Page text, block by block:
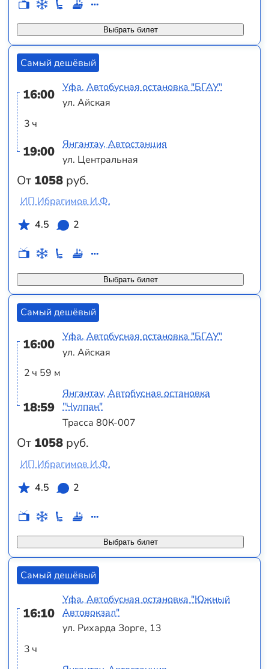
Выбрать билет
Самый дешёвый
16:00
3 ч
19:00
От 1058 руб.
Уфа, Автобусная остановка "БГАУ"
ул. Айская
Янгантау, Автостанция
ул. Центральная
Выбрать билет
ИП Ибрагимов И.Ф.
4.5
2
Самый дешёвый
16:00
2 ч 59 м
18:59
От 1058 руб.
Уфа, Автобусная остановка "БГАУ"
ул. Айская
Янгантау, Автобусная остановка
"Чулпан"
Трасса 80К-007
Выбрать билет
ИП Ибрагимов И.Ф.
4.5
2
Самый дешёвый
16:10
3 ч
Уфа, Автобусная остановка "Южный
Автовокзал"
ул. Рихарда Зорге, 13